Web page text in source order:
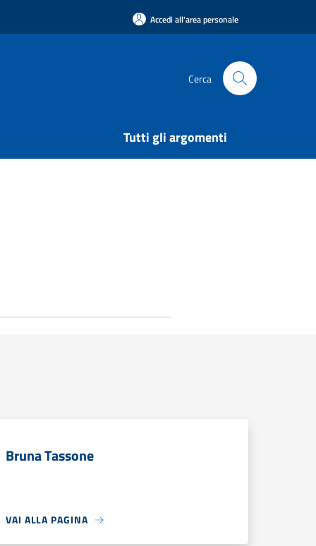
Accedi all'area personale
Cerca
Tutti gli argomenti
Bruna Tassone
VAI ALLA PAGINA